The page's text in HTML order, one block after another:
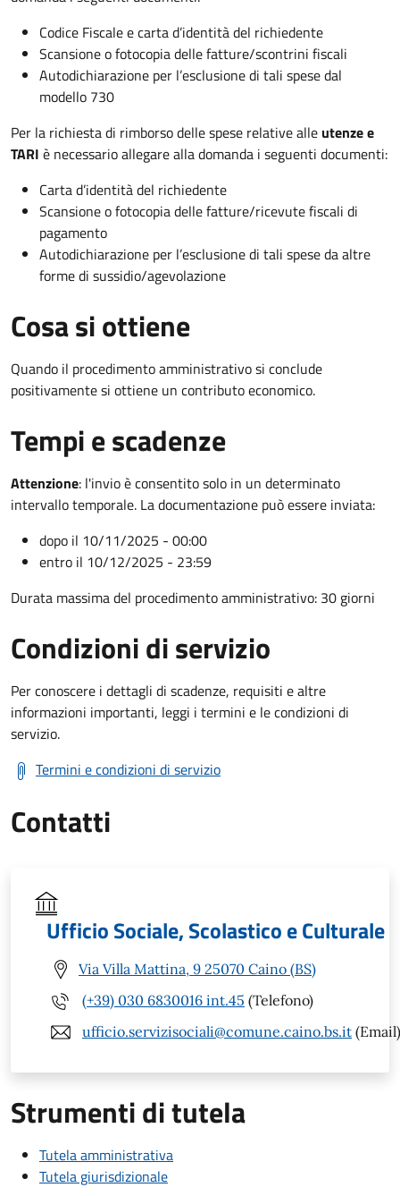
Codice Fiscale e carta d’identità del richiedente
Scansione o fotocopia delle fatture/scontrini fiscali
Autodichiarazione per l’esclusione di tali spese dal
modello 730
Per la richiesta di rimborso delle spese relative alle utenze e
TARI è necessario allegare alla domanda i seguenti documenti:
Carta d’identità del richiedente
Scansione o fotocopia delle fatture/ricevute fiscali di
pagamento
Autodichiarazione per l’esclusione di tali spese da altre
forme di sussidio/agevolazione
Cosa si ottiene
Quando il procedimento amministrativo si conclude
positivamente si ottiene un contributo economico.
Tempi e scadenze
Attenzione: l'invio è consentito solo in un determinato
intervallo temporale. La documentazione può essere inviata:
dopo il 10/11/2025 - 00:00
entro il 10/12/2025 - 23:59
Durata massima del procedimento amministrativo: 30 giorni
Condizioni di servizio
Per conoscere i dettagli di scadenze, requisiti e altre
informazioni importanti, leggi i termini e le condizioni di
servizio.
Termini e condizioni di servizio
Contatti
Ufficio Sociale, Scolastico e Culturale
Via Villa Mattina, 9 25070 Caino (BS)
(+39) 030 6830016 int.45 (Telefono)
ufficio.servizisociali@comune.caino.bs.it (Email)
Strumenti di tutela
Tutela amministrativa
Tutela giurisdizionale